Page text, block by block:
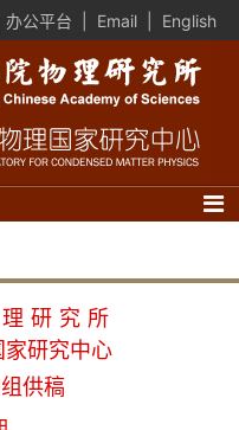
办公平台 Email English
研究所
研究中心
供稿